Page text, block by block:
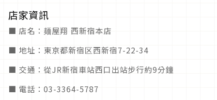
店家資訊
■ 店名：麺屋翔 西新宿本店
■ 地址：東京都新宿区西新宿7-22-34
■ 交通：從JR新宿車站西口出站步行約9分鐘
■ 電話：03-3364-5787